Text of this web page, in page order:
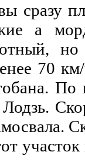
сразу
а
но
70
Лодзь.